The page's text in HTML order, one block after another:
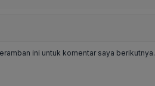
ini untuk komentar saya berikutnya.